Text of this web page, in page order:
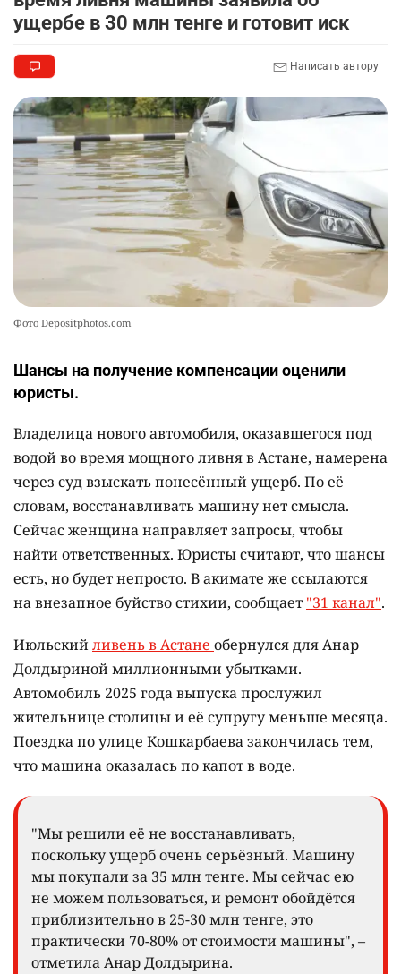
Казахстане продолжают расти цены на
баранину и конину
10
амнистии
2396 3 20
ущербе в 30 млн тенге и готовит иск
Написать автору
Фото Depositphotos.com
Шансы на получение компенсации оценили
юристы.
Владелица нового автомобиля, оказавшегося под
водой во время мощного ливня в Астане, намерена
через суд взыскать понесённый ущерб. По её
словам, восстанавливать машину нет смысла.
Сейчас женщина направляет запросы, чтобы
найти ответственных. Юристы считают, что шансы
есть, но будет непросто. В акимате же ссылаются
на внезапное буйство стихии, сообщает "31 канал".
Июльскийливень в Астане обернулся для Анар
Долдыриной миллионными убытками.
Автомобиль 2025 года выпуска прослужил
жительнице столицы и её супругу меньше месяца.
Поездка по улице Кошкарбаева закончилась тем,
что машина оказалась по капот в воде.
"Мы решили её не восстанавливать,
поскольку ущерб очень серьёзный. Машину
мы покупали за 35 млн тенге. Мы сейчас ею
не можем пользоваться, и ремонт обойдётся
приблизительно в 25-30 млн тенге, это
практически 70-80% от стоимости машины", –
отметила Анар Долдырина.